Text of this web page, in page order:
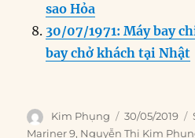
sao Hỏa
30/07/1971: Máy bay
bay chở khách tại Nhật
Author
Kim Phụng
Posted
on
30/05/2019
Mariner 9, Nguyễn Thị Kim